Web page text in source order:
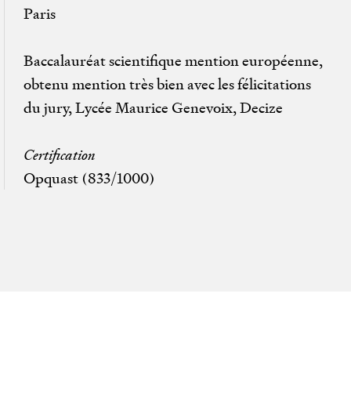
Paris
Baccalauréat scientifique mention européenne,
obtenu mention très bien avec les félicitations
du jury, Lycée Maurice Genevoix, Decize
Certification
Opquast (833/1000)